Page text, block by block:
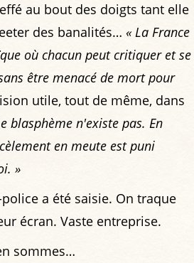
au bout des doigts tant elle
des banalités… « La France
où chacun peut critiquer et se
être menacé de mort pour
utile, tout de même, dans
blasphème n'existe pas. En
en meute est puni
»
a été saisie. On traque
écran. Vaste entreprise.
sommes…